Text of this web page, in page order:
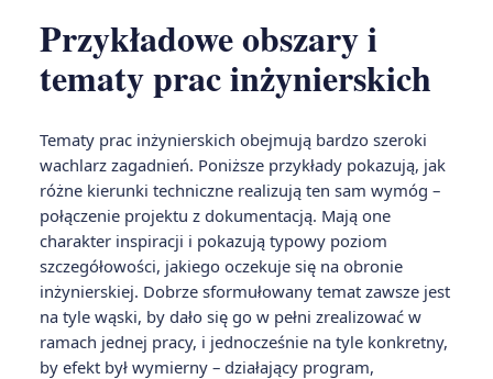
Przykładowe obszary i
tematy prac inżynierskich
Tematy prac inżynierskich obejmują bardzo szeroki
wachlarz zagadnień. Poniższe przykłady pokazują, jak
różne kierunki techniczne realizują ten sam wymóg –
połączenie projektu z dokumentacją. Mają one
charakter inspiracji i pokazują typowy poziom
szczegółowości, jakiego oczekuje się na obronie
inżynierskiej. Dobrze sformułowany temat zawsze jest
na tyle wąski, by dało się go w pełni zrealizować w
ramach jednej pracy, i jednocześnie na tyle konkretny,
by efekt był wymierny – działający program,